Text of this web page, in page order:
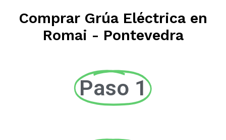
Comprar Grúa Eléctrica en
Romai - Pontevedra
Paso 1